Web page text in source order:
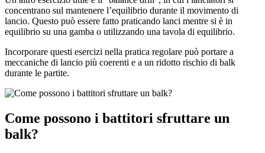
concentrano sul mantenere l’equilibrio durante il movimento di
lancio. Questo può essere fatto praticando lanci mentre si è in
equilibrio su una gamba o utilizzando una tavola di equilibrio.
Incorporare questi esercizi nella pratica regolare può portare a
meccaniche di lancio più coerenti e a un ridotto rischio di balk
durante le partite.
Come possono i battitori sfruttare un
balk?